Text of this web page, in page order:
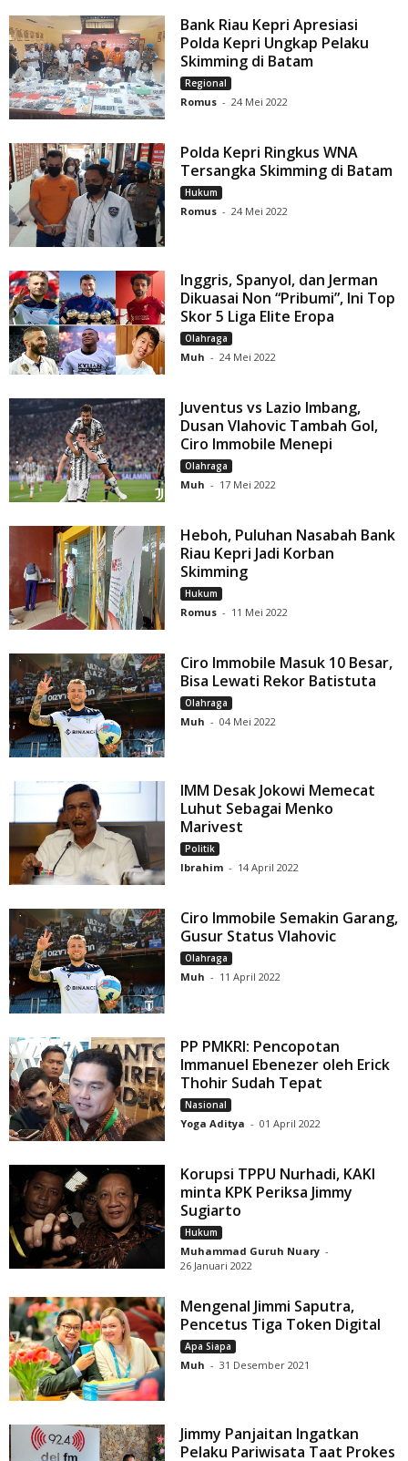
Bank Riau Kepri Apresiasi
Polda Kepri Ungkap Pelaku
Skimming di Batam
Regional
Romus - 24 Mei 2022
Polda Kepri Ringkus WNA
Tersangka Skimming di Batam
Hukum
Romus - 24 Mei 2022
Inggris, Spanyol, dan Jerman
Dikuasai Non “Pribumi”, Ini Top
Skor 5 Liga Elite Eropa
Olahraga
Muh - 24 Mei 2022
Juventus vs Lazio Imbang,
Dusan Vlahovic Tambah Gol,
Ciro Immobile Menepi
Olahraga
Muh - 17 Mei 2022
Heboh, Puluhan Nasabah Bank
Riau Kepri Jadi Korban
Skimming
Hukum
Romus - 11 Mei 2022
Ciro Immobile Masuk 10 Besar,
Bisa Lewati Rekor Batistuta
Olahraga
Muh - 04 Mei 2022
IMM Desak Jokowi Memecat
Luhut Sebagai Menko
Marivest
Politik
Ibrahim - 14 April 2022
Ciro Immobile Semakin Garang,
Gusur Status Vlahovic
Olahraga
Muh - 11 April 2022
PP PMKRI: Pencopotan
Immanuel Ebenezer oleh Erick
Thohir Sudah Tepat
Nasional
Yoga Aditya - 01 April 2022
Korupsi TPPU Nurhadi, KAKI
minta KPK Periksa Jimmy
Sugiarto
Hukum
Muhammad Guruh Nuary -
26 Januari 2022
Mengenal Jimmi Saputra,
Pencetus Tiga Token Digital
Apa Siapa
Muh - 31 Desember 2021
Jimmy Panjaitan Ingatkan
Pelaku Pariwisata Taat Prokes